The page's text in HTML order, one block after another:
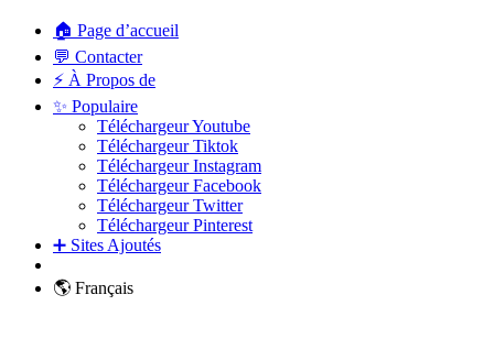
🏠 Page d’accueil
💬 Contacter
⚡ À Propos de
✨ Populaire
Téléchargeur Youtube
Téléchargeur Tiktok
Téléchargeur Instagram
Téléchargeur Facebook
Téléchargeur Twitter
Téléchargeur Pinterest
➕ Sites Ajoutés
🌎 Français